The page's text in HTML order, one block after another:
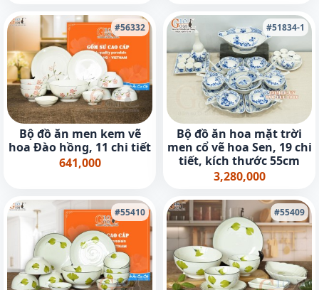
#56332
Bộ đồ ăn men kem vẽ
hoa Đào hồng, 11 chi tiết
641,000
#51834-1
Bộ đồ ăn hoa mặt trời
men cổ vẽ hoa Sen, 19 chi
tiết, kích thước 55cm
3,280,000
#55410 #55409